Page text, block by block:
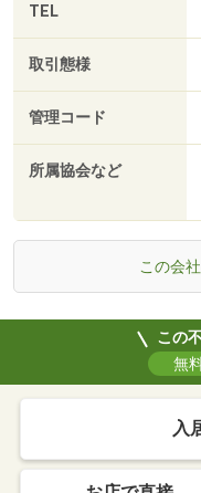
TEL
取引態様
管理コード
所属協会など
この会
この
無
入